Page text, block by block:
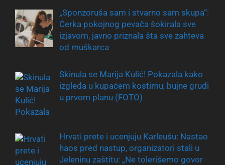
„Sponzoruša sam i stvarno sam skupa“:
Ćerka pokojnog pevača šokirala sve
izjavom, javno priznala šta sve zahteva
od muškarca
Skinula se Marija Kulić! Pokazala kako
izgleda u kupaćem kostimu, bujne grudi
u prvom planu (FOTO)
Hrvati prete i ucenjuju Karleušu: Nastao
haos pred nastup, organizatori stali u
Jeleninu zaštitu: „Ne tolerišemo govor